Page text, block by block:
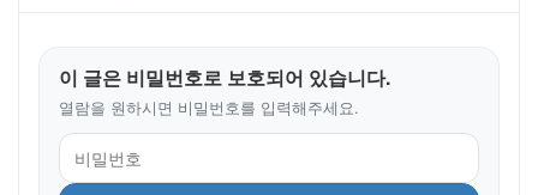
이 글은 비밀번호로 보호되어 있습니다.
열람을 원하시면 비밀번호를 입력해주세요.